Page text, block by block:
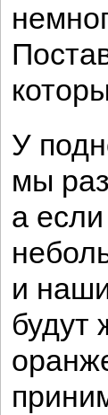
У
мы
а
и
будут